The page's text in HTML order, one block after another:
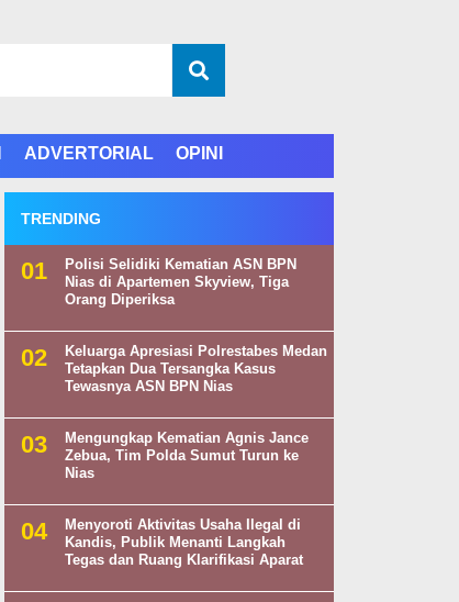
ADVERTORIAL OPINI
TRENDING
Polisi Selidiki Kematian ASN BPN
Nias di Apartemen Skyview, Tiga
Orang Diperiksa
Keluarga Apresiasi Polrestabes Medan
Tetapkan Dua Tersangka Kasus
Tewasnya ASN BPN Nias
Mengungkap Kematian Agnis Jance
Zebua, Tim Polda Sumut Turun ke
Nias
Menyoroti Aktivitas Usaha Ilegal di
Kandis, Publik Menanti Langkah
Tegas dan Ruang Klarifikasi Aparat